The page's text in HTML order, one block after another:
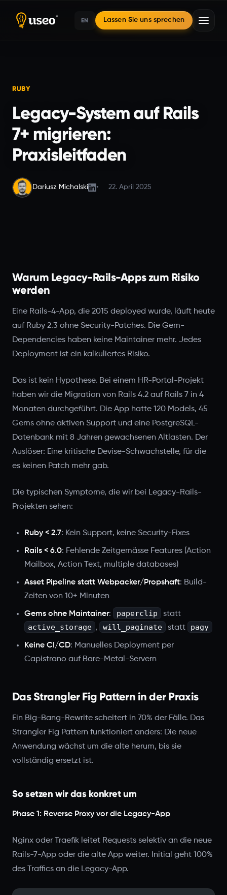
EN Lassen Sie uns sprechen
Startseite
Ruby Tech
Legacy-System auf Rails 7+ migrieren: Praxisleitfaden
RUBY
Legacy-System auf Rails
7+ migrieren:
Praxisleitfaden
Dariusz Michalski 22. April 2025
Warum Legacy-Rails-Apps zum Risiko
werden
Eine Rails-4-App, die 2015 deployed wurde, läuft heute
auf Ruby 2.3 ohne Security-Patches. Die Gem-
Dependencies haben keine Maintainer mehr. Jedes
Deployment ist ein kalkuliertes Risiko.
Das ist kein Hypothese. Bei einem HR-Portal-Projekt
haben wir die Migration von Rails 4.2 auf Rails 7 in 4
Monaten durchgeführt. Die App hatte 120 Models, 45
Gems ohne aktiven Support und eine PostgreSQL-
Datenbank mit 8 Jahren gewachsenen Altlasten. Der
Auslöser: Eine kritische Devise-Schwachstelle, für die
es keinen Patch mehr gab.
Die typischen Symptome, die wir bei Legacy-Rails-
Projekten sehen:
Ruby < 2.7: Kein Support, keine Security-Fixes
Rails < 6.0: Fehlende Zeitgemässe Features (Action
Mailbox, Action Text, multiple databases)
Asset Pipeline statt Webpacker/Propshaft: Build-
Zeiten von 10+ Minuten
Gems ohne Maintainer: paperclip
statt
active_storage , will_paginate statt pagy
Keine CI/CD: Manuelles Deployment per
Capistrano auf Bare-Metal-Servern
Das Strangler Fig Pattern in der Praxis
Ein Big-Bang-Rewrite scheitert in 70% der Fälle. Das
Strangler Fig Pattern funktioniert anders: Die neue
Anwendung wächst um die alte herum, bis sie
vollständig ersetzt ist.
So setzen wir das konkret um
Phase 1: Reverse Proxy vor die Legacy-App
Nginx oder Traefik leitet Requests selektiv an die neue
Rails-7-App oder die alte App weiter. Initial geht 100%
des Traffics an die Legacy-App.